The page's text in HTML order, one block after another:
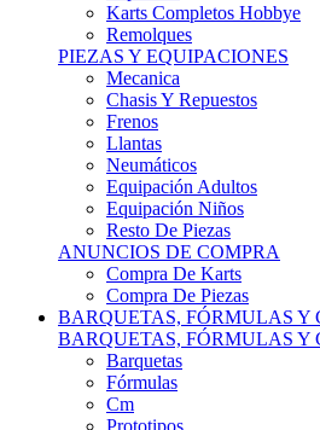
Karts Completos Hobbye
Remolques
PIEZAS Y EQUIPACIONES
Mecanica
Chasis Y Repuestos
Frenos
Llantas
Neumáticos
Equipación Adultos
Equipación Niños
Resto De Piezas
ANUNCIOS DE COMPRA
Compra De Karts
Compra De Piezas
BARQUETAS, FÓRMULAS Y
BARQUETAS, FÓRMULAS Y
Barquetas
Fórmulas
Cm
Prototipos